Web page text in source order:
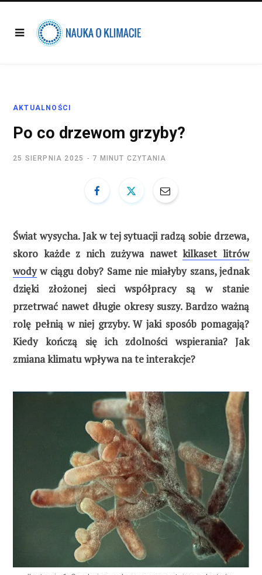
AKTUALNOŚCI
Po co drzewom grzyby?
25 SIERPNIA 2025 7 MINUT CZYTANIA
Świat wysycha. Jak w tej sytuacji radzą sobie drzewa,
skoro każde z nich zużywa nawetkilkaset litrów
wodyw ciągu doby? Same nie miałyby szans, jednak
dzięki złożonej sieci współpracy są w stanie
przetrwać nawet długie okresy suszy. Bardzo ważną
rolę pełnią w niej grzyby. W jaki sposób pomagają?
Kiedy kończą się ich zdolności wspierania? Jak
zmiana klimatu wpływa na te interakcje?